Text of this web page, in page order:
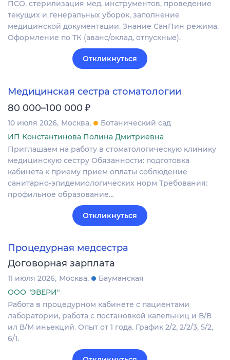
ПСО, стерилизация мед. инструментов, проведение
текущих и генеральных уборок, заполнение
медицинской документации. Знание СанПин режима.
Оформление по ТК (аванс/оклад, отпускные).
Откликнуться
Медицинская сестра стоматологии
80 000–100 000 ₽
10 июля 2026 Москва
Ботанический сад
ИП Константинова Полина Дмитриевна
Приглашаем на работу в стоматологическую клинику
медицинскую сестру Обязанности: подготовка
кабинета к приему прием оплаты соблюдение
санитарно-эпидемиологических норм Требования:
профильное образование…
Откликнуться
Процедурная медсестра
Договорная зарплата
11 июля 2026 Москва
Бауманская
ООО "ЭВЕРИ"
Работа в процедурном кабинете с пациентами
лаборатории, работа с постановкой капельниц и В/В
ил В/М иньекций. Опыт от 1 года. График 2/2, 2/2/3, 5/2,
6/1.